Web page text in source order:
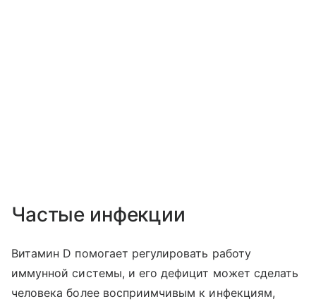
Частые инфекции
Витамин D помогает регулировать работу
иммунной системы, и его дефицит может сделать
человека более восприимчивым к инфекциям,